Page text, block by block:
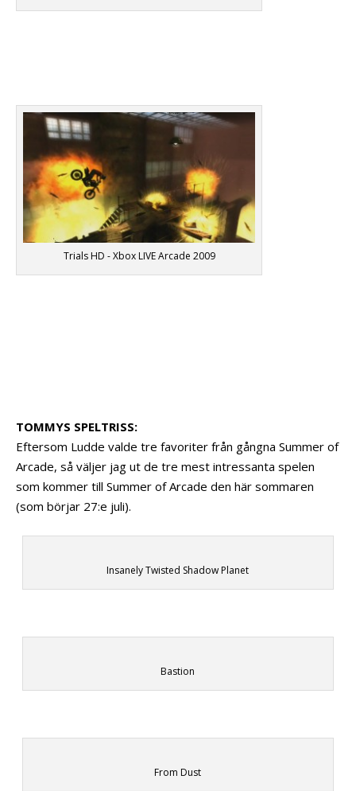
Trials HD - Xbox LIVE Arcade 2009
TOMMYS SPELTRISS:
Eftersom Ludde valde tre favoriter från gångna Summer of
Arcade, så väljer jag ut de tre mest intressanta spelen
som kommer till Summer of Arcade den här sommaren
(som börjar 27:e juli).
Insanely Twisted Shadow Planet
Bastion
From Dust